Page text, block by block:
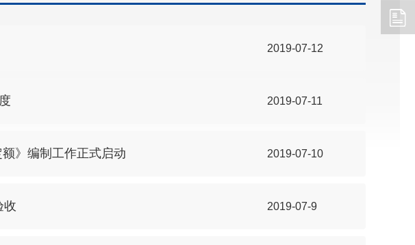
2019-07-12
2019-07-11
》编制工作正式启动 2019-07-10
收 2019-07-9